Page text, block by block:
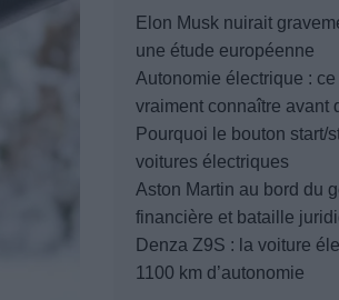
Elon Musk nuirait
une étude européenne
Autonomie électrique :
vraiment connaître avant
Pourquoi le bouton start/
voitures électriques
Aston Martin au bord du
financière et bataille
Denza Z9S : la voiture
1100 km d’autonomie